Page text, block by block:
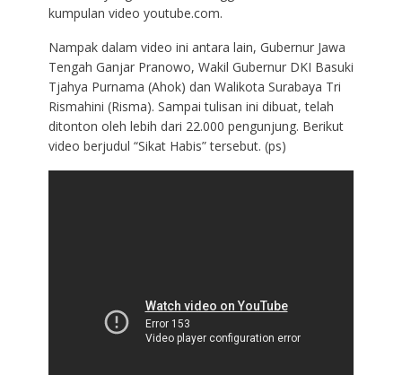
kumpulan video youtube.com.
Nampak dalam video ini antara lain, Gubernur Jawa
Tengah Ganjar Pranowo, Wakil Gubernur DKI Basuki
Tjahya Purnama (Ahok) dan Walikota Surabaya Tri
Rismahini (Risma). Sampai tulisan ini dibuat, telah
ditonton oleh lebih dari 22.000 pengunjung. Berikut
video berjudul “Sikat Habis” tersebut. (ps)